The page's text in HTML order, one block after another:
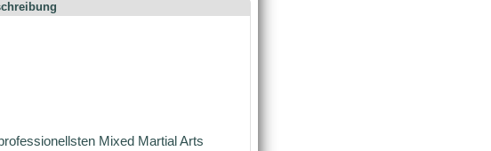
Mixed Martial Arts